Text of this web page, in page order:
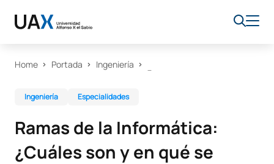
Home Portada Ingeniería
Ingeniería Especialidades
Ramas de la Informática:
¿Cuáles son y en qué se